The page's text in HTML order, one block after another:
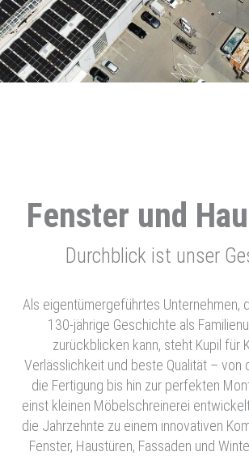
Fenster und
Durchblick ist unser
Als eigentümergeführtes Unternehmen,
130-jährige Geschichte als
zurückblicken kann, steht Kupil für
Verlässlichkeit und beste Qualität – von
die Fertigung bis hin zur perfekten
einst kleinen Möbelschreinerei
die Jahrzehnte zu einem innovativen
Fenster, Haustüren, Fassaden und